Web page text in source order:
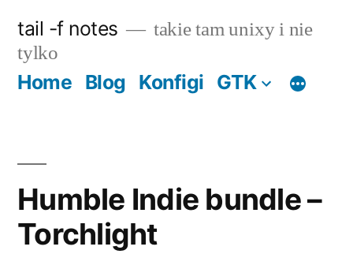
content
tail -f notes
takie tam unixy i nie
tylko
Home Blog Konfigi GTK
Humble Indie bundle –
Torchlight